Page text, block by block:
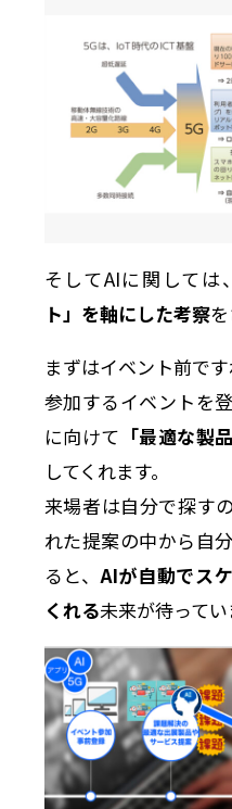
そしてAIに関しては
ト」を軸にした考察を
まずはイベント前です
参加するイベントを
に向けて 「最適な製
してくれます。
来場者は自分で探す
れた提案の中から自
ると、 AIが自動でス
くれる未来が待ってい